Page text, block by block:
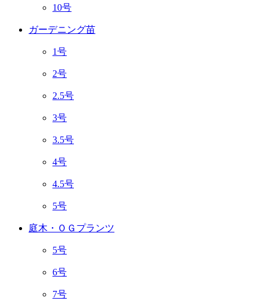
10号
ガーデニング苗
1号
2号
2.5号
3号
3.5号
4号
4.5号
5号
庭木・ＯＧプランツ
5号
6号
7号